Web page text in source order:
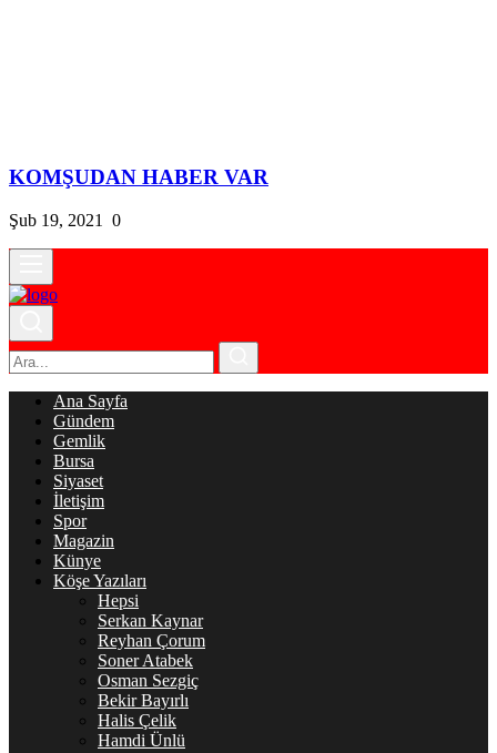
KOMŞUDAN HABER VAR
Şub 19, 2021 0
Ana Sayfa
Gündem
Gemlik
Bursa
Siyaset
İletişim
Spor
Magazin
Künye
Köşe Yazıları
Hepsi
Serkan Kaynar
Reyhan Çorum
Soner Atabek
Osman Sezgiç
Bekir Bayırlı
Halis Çelik
Hamdi Ünlü